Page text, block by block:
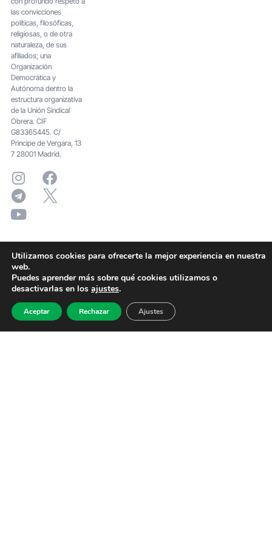
las convicciones
políticas, filosóficas,
religiosas, o de otra
naturaleza, de sus
afiliados; una
Organización
Democrática y
Autónoma dentro la
estructura organizativa
de la Unión Sindical
Obrera. CIF
G83365445. C/
Principe de Vergara, 13
7 28001 Madrid.
Utilizamos cookies para ofrecerte la mejor experiencia en nuestra
web.
Puedes aprender más sobre qué cookies utilizamos o
desactivarlas en los ajustes.
Aceptar Rechazar Ajustes